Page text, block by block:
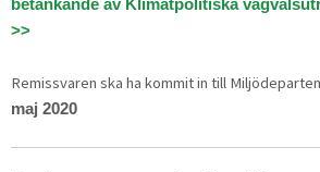
betänkande av Klimatpolitiska
>>
Remissvaren ska ha kommit in till
maj 2020